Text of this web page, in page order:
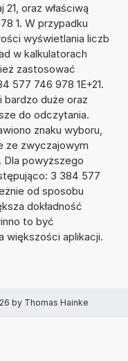
oraz właściwą
1. W przypadku
wyświetlania liczb
w kalkulatorach
zastosować
577 746 978 1E+21.
duże oraz
do odczytania.
znaku wyboru,
ze zwyczajowym
Dla powyższego
3 384 577
od sposobu
dokładność
to być
większości aplikacji.
by Thomas Hainke